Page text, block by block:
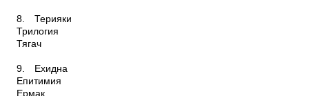
8.
Терияки
Трилогия
Тягач
9.
Ехидна
Епитимия
Ермак